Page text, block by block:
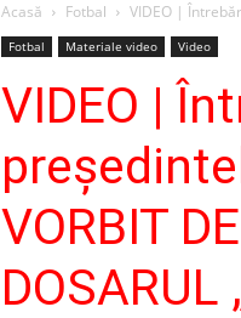
Acasă Fotbal VIDEO |
Fotbal Materiale video Video
VIDEO |
VORBIT
DOSARUL